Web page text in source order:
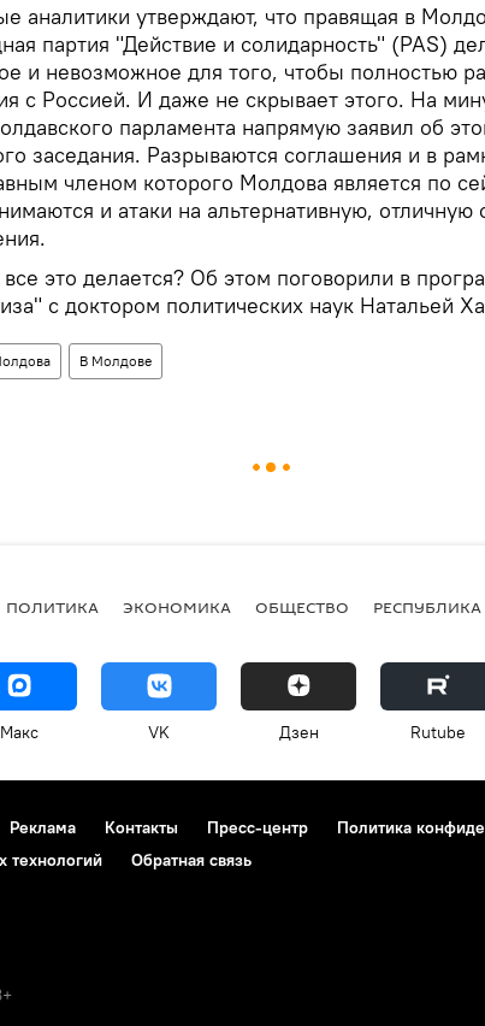
аналитики утверждают, что правящая в
партия "Действие и солидарность" (PAS)
и невозможное для того, чтобы полностью
с Россией. И даже не скрывает этого. На
парламента напрямую заявил об
заседания. Разрываются соглашения и в
членом которого Молдова является по
и атаки на альтернативную, отличную
это делается? Об этом поговорили в
с доктором политических наук Натальей
В Молдове
ПОЛИТИКА ЭКОНОМИКА ОБЩЕСТВО
Макс VK Дзен Rutube
Реклама Контакты Пресс-центр Политика
технологий
Обратная связь